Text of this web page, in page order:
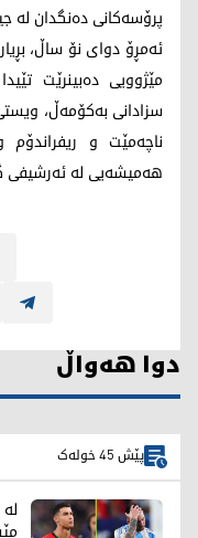
پرۆسەکانی دەنگدان لە
مێژوویی دەبینرێت
سزادانی بەکۆمەڵ،
ناچەمێت و
هەمیشەیی لە ئەرشیفی
دوا هەواڵ
پێش 45 خولەک